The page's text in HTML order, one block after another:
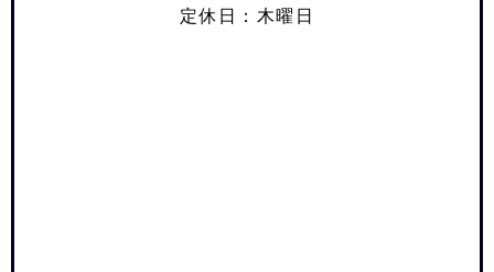
定休日：木曜日